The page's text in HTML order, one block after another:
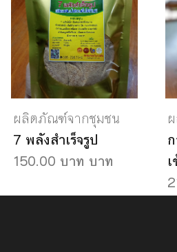
ผลิตภัณฑ์จากชุมชน
7 พลังสำเร็จรูป
150.00 บาท บาท